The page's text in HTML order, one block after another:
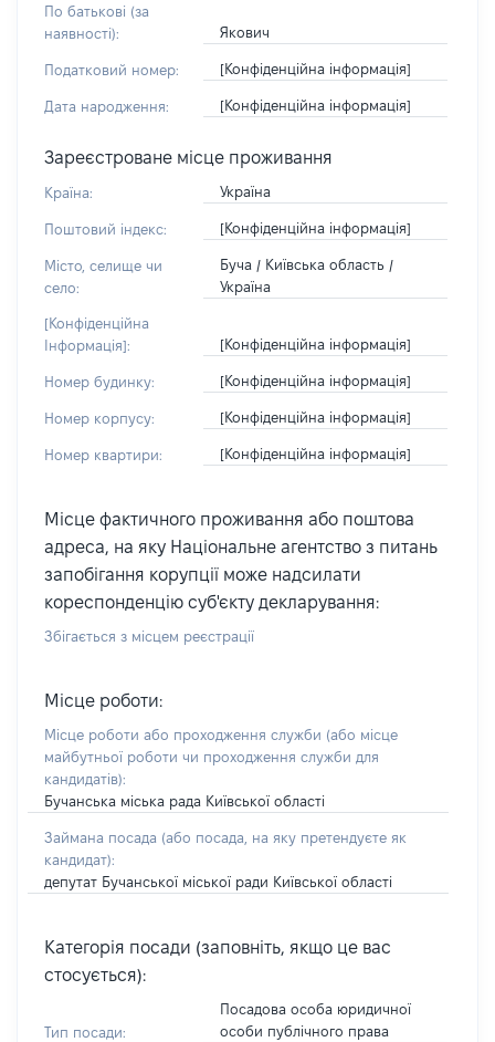
По батькові (за
наявності):
Якович
Податковий номер: [Конфіденційна інформація]
Дата народження: [Конфіденційна інформація]
Зареєстроване місце проживання
Країна: Україна
Поштовий індекс: [Конфіденційна інформація]
Місто, селище чи
село:
Буча / Київська область /
Україна
[Конфіденційна
Інформація]:
[Конфіденційна інформація]
Номер будинку: [Конфіденційна інформація]
Номер корпусу: [Конфіденційна інформація]
Номер квартири: [Конфіденційна інформація]
Місце фактичного проживання або поштова
адреса, на яку Національне агентство з питань
запобігання корупції може надсилати
кореспонденцію суб'єкту декларування:
Збігається з місцем реєстрації
Місце роботи:
Місце роботи або проходження служби (або місце
майбутньої роботи чи проходження служби для
кандидатів):
Бучанська міська рада Київської області
Займана посада (або посада, на яку претендуєте як
кандидат):
депутат Бучанської міської ради Київської області
Категорія посади (заповніть, якщо це вас
стосується):
Тип посади:
Посадова особа юридичної
особи публічного права